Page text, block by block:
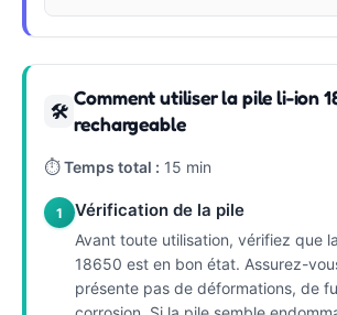
🛠
Comment utiliser la pile li-ion
rechargeable
⏱Temps total : 15 min
1 Vérification de la pile
Avant toute utilisation, vérifiez que
18650 est en bon état. Assurez-
présente pas de déformations, de